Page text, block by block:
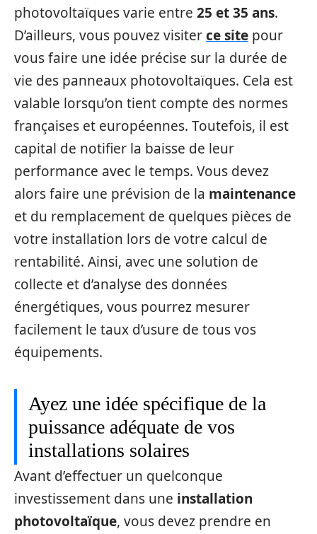
photovoltaïques varie entre 25 et 35 ans.
D’ailleurs, vous pouvez visiterce site pour
vous faire une idée précise sur la durée de
vie des panneaux photovoltaïques. Cela est
valable lorsqu’on tient compte des normes
françaises et européennes. Toutefois, il est
capital de notifier la baisse de leur
performance avec le temps. Vous devez
alors faire une prévision de la maintenance
et du remplacement de quelques pièces de
votre installation lors de votre calcul de
rentabilité. Ainsi, avec une solution de
collecte et d’analyse des données
énergétiques, vous pourrez mesurer
facilement le taux d’usure de tous vos
équipements.
Ayez une idée spécifique de la
puissance adéquate de vos
installations solaires
Avant d’effectuer un quelconque
investissement dans une installation
photovoltaïque, vous devez prendre en